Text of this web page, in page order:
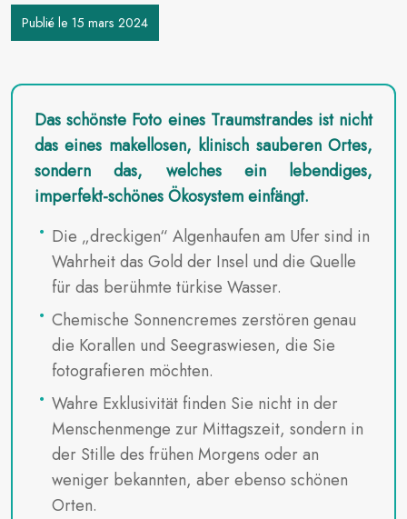
Publié le 15 mars 2024
Das schönste Foto eines Traumstrandes ist nicht
das eines makellosen, klinisch sauberen Ortes,
sondern das, welches ein lebendiges,
imperfekt-schönes Ökosystem einfängt.
Die „dreckigen“ Algenhaufen am Ufer sind in
Wahrheit das Gold der Insel und die Quelle
für das berühmte türkise Wasser.
Chemische Sonnencremes zerstören genau
die Korallen und Seegraswiesen, die Sie
fotografieren möchten.
Wahre Exklusivität finden Sie nicht in der
Menschenmenge zur Mittagszeit, sondern in
der Stille des frühen Morgens oder an
weniger bekannten, aber ebenso schönen
Orten.